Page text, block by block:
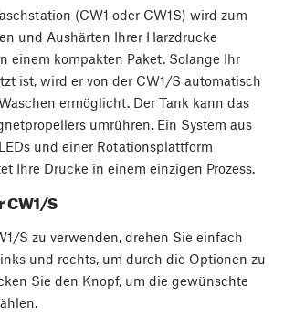
(CW1 oder CW1S) wird zum
und Aushärten Ihrer Harzdrucke
einem kompakten Paket. Solange Ihr
ist, wird er von der CW1/S automatisch
ermöglicht. Der Tank kann das
umrühren. Ein System aus
und einer Rotationsplattform
Ihre Drucke in einem einzigen Prozess.
CW1/S
S zu verwenden, drehen Sie einfach
und rechts, um durch die Optionen zu
Sie den Knopf, um die gewünschte